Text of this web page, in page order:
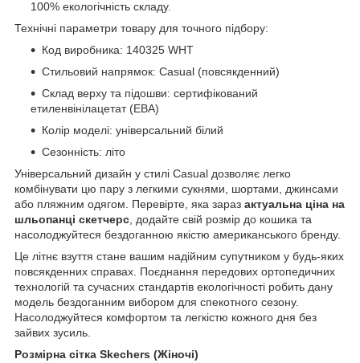
100% екологічність складу.
Технічні параметри товару для точного підбору:
Код виробника: 140325 WHT
Стильовий напрямок: Casual (повсякденний)
Склад верху та підошви: сертифікований
етиленвінілацетат (ЕВА)
Колір моделі: універсальний білий
Сезонність: літо
Універсальний дизайн у стилі Casual дозволяє легко
комбінувати цю пару з легкими сукнями, шортами, джинсами
або пляжним одягом. Перевірте, яка зараз актуальна ціна на
шльопанці скетчерс , додайте свій розмір до кошика та
насолоджуйтеся бездоганною якістю американського бренду.
Це літнє взуття стане вашим надійним супутником у будь-яких
повсякденних справах. Поєднання передових ортопедичних
технологій та сучасних стандартів екологічності робить дану
модель бездоганним вибором для спекотного сезону.
Насолоджуйтеся комфортом та легкістю кожного дня без
зайвих зусиль.
Розмірна сітка Skechers (Жіночі)